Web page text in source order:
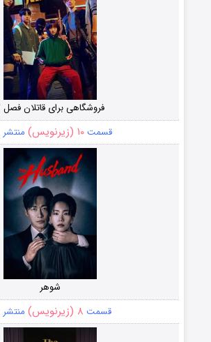
فروشگاهی برای قاتلان فصل ۲
قسمت۱۰ (زیرنویس)
شوهر
قسمت ۸ (زیرنویس)